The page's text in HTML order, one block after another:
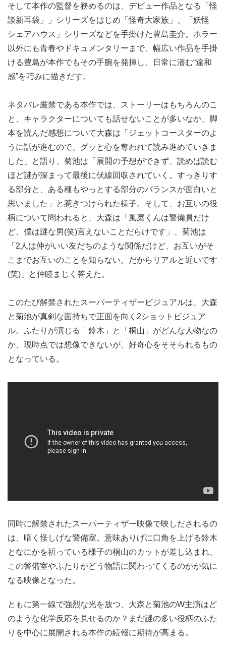
そして本作の監督を務めるのは、デビュー作品となる「怪
談新耳袋」」シリーズをはじめ「怪奇大家族」、「妖怪
シェアハウス」シリーズなどを手掛けた豊島圭介。ホラー
以外にも青春やドキュメンタリーまで、幅広い作品を手掛
ける豊島が本作でもその手腕を発揮し、日常に潜む“違和
感”を巧みに描きだす。
ネタバレ厳禁である本作では、ストーリーはもちろんのこ
と、キャラクターについても話せないことが多いなか、脚
本を読んだ感想について大森は「ジェットコースターのよ
うに話が進むので、グッと心を奪われて読み進めていきま
した」と語り、菊池は「展開の予想ができず、読めば読む
ほど謎が深まって最後に伏線回収されていく。すっきりす
る部分と、ある種もやっとする部分のバランスが面白いと
思いました」と惹きつけられた様子。そして、お互いの役
柄について問われると、大森は「風磨くんは警備員だけ
ど、僕は謎な男(笑)言えないことだらけです」、菊池は
「2人は仲がいい友だちのような関係だけど、お互いがそ
こまでお互いのことを知らない。だからリアルと近いです
(笑)」と仲睦まじく答えた。
このたび解禁されたスーパーティザービジュアルは、大森
と菊池が真剣な面持ちで正面を向く2ショットビジュア
ル。ふたりが演じる「鈴木」と「桐山」がどんな人物なの
か、現時点では想像できないが、好奇心をそそられるもの
となっている。
同時に解禁されたスーパーティザー映像で映しだされるの
は、暗く怪しげな警備室。意味ありげに口角を上げる鈴木
となにかを祈っている様子の桐山のカットが差し込まれ、
この警備室やふたりがどう物語に関わってくるのかが気に
なる映像となった。
ともに第一線で強烈な光を放つ、大森と菊池のW主演はど
のような化学反応を見せるのか？まだ謎の多い役柄のふた
りを中心に展開される本作の続報に期待が高まる。